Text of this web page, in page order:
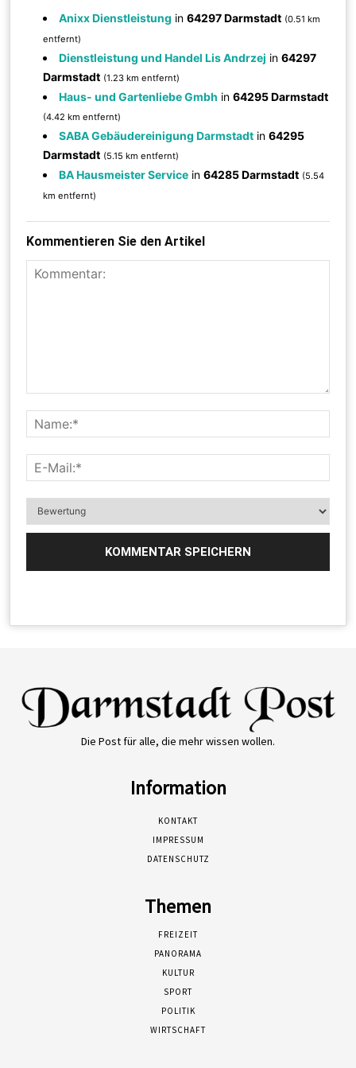
Anixx Dienstleistung in64297 Darmstadt (0.51 km
entfernt)
Dienstleistung und Handel Lis Andrzej in64297
Darmstadt (1.23 km entfernt)
Haus- und Gartenliebe Gmbh in64295 Darmstadt
(4.42 km entfernt)
SABA Gebäudereinigung Darmstadt in64295
Darmstadt (5.15 km entfernt)
BA Hausmeister Service in64285 Darmstadt (5.54
km entfernt)
Kommentieren Sie den Artikel
Die Post für alle, die mehr wissen wollen.
Information
KONTAKT
IMPRESSUM
DATENSCHUTZ
Themen
FREIZEIT
PANORAMA
KULTUR
SPORT
POLITIK
WIRTSCHAFT